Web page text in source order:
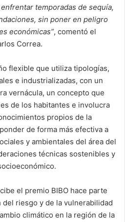
temporadas de sequía,
sin poner en peligro
económicas”, comentó el
Correa.
flexible que utiliza tipologías,
e industrializadas, con un
vernácula, un concepto que
de los habitantes e involucra
propios de la
de forma más efectiva a
y ambientales del área del
técnicas sostenibles y
el premio BIBO hace parte
del riesgo y de la vulnerabilidad
climático en la región de la